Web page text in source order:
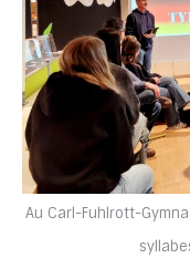
Au Carl-Fuhlrott-